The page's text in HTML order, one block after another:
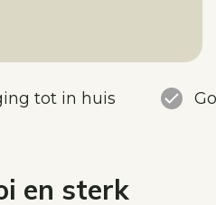
tot in huis
en sterk